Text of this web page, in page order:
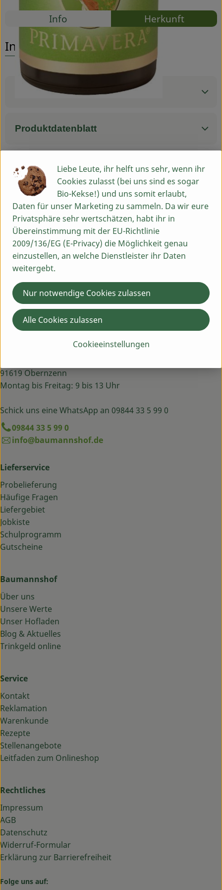
Rezepte
Info Herkunft
Entdecke passende Rezepte
Info
Produktinformationen
Produktdatenblatt
Herkunft
Hersteller: PRIMAVERA
Italien
PRIMAVERA
Du hast eine Frage? Wir helfen dir gern:
91619 Obernzenn
Montag bis Freitag: 9 bis 13 Uhr
Schick uns eine WhatsApp an 09844 33 5 99 0
09844 33 5 99 0
info@baumannshof.de
Lieferservice
Probelieferung
Häufige Fragen
Liefergebiet
Jobkiste
Schulprogramm
Gutscheine
Baumannshof
Über uns
Unsere Werte
Unser Hofladen
Blog & Aktuelles
Trinkgeld online
Service
Kontakt
Reklamation
Warenkunde
Rezepte
Stellenangebote
Leitfaden zum Onlineshop
Rechtliches
Impressum
AGB
Datenschutz
Widerruf-Formular
Erklärung zur Barrierefreiheit
Folge uns auf:
Liebe Leute, ihr helft uns sehr, wenn ihr
Cookies zulasst (bei uns sind es sogar
Bio-Kekse!) und uns somit erlaubt,
Daten für unser Marketing zu sammeln. Da wir eure
Privatsphäre sehr wertschätzen, habt ihr in
Übereinstimmung mit der EU-Richtlinie
2009/136/EG (E-Privacy) die Möglichkeit genau
einzustellen, an welche Dienstleister ihr Daten
weitergebt.
Cookieeinstellungen
Nur notwendige Cookies zulassen
Alle Cookies zulassen